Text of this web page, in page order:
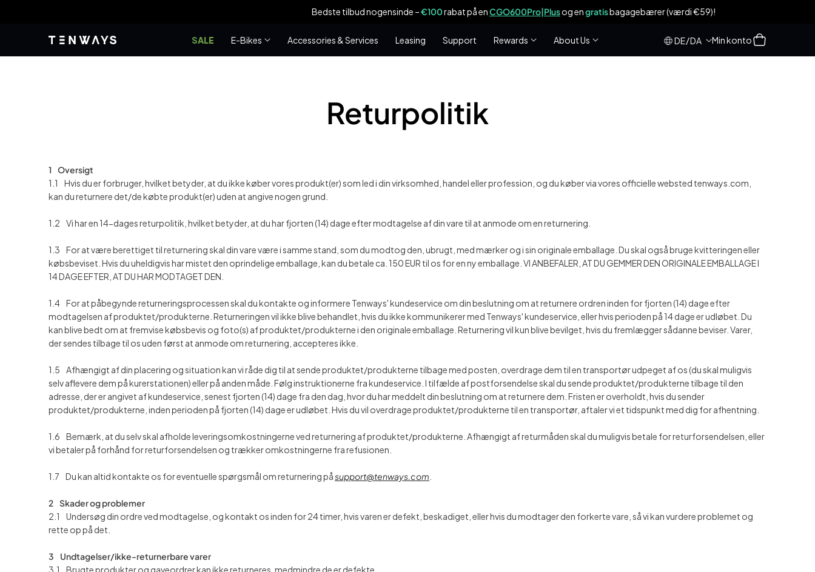
Bedste tilbud nogensinde –€100rabat på enCGO600Pro|Plusog engratisbagagebærer (værdi €59)!
SALE E-Bikes Accessories & Services Leasing Support Rewards About Us DE/DA Min konto
Log
Indkøbskurv
Returpolitik
1 Oversigt
1.1 Hvis du er forbruger, hvilket betyder, at du ikke køber vores produkt(er) som led i din virksomhed, handel eller profession, og du køber via vores officielle websted tenways.com,
kan du returnere det/de købte produkt(er) uden at angive nogen grund.
1.2 Vi har en 14-dages returpolitik, hvilket betyder, at du har fjorten (14) dage efter modtagelse af din vare til at anmode om en returnering.
1.3 For at være berettiget til returnering skal din vare være i samme stand, som du modtog den, ubrugt, med mærker og i sin originale emballage. Du skal også bruge kvitteringen eller
købsbeviset. Hvis du uheldigvis har mistet den oprindelige emballage, kan du betale ca. 150 EUR til os for en ny emballage. VI ANBEFALER, AT DU GEMMER DEN ORIGINALE EMBALLAGE I
14 DAGE EFTER, AT DU HAR MODTAGET DEN.
1.4 For at påbegynde returneringsprocessen skal du kontakte og informere Tenways' kundeservice om din beslutning om at returnere ordren inden for fjorten (14) dage efter
modtagelsen af produktet/produkterne. Returneringen vil ikke blive behandlet, hvis du ikke kommunikerer med Tenways' kundeservice, eller hvis perioden på 14 dage er udløbet. Du
kan blive bedt om at fremvise købsbevis og foto(s) af produktet/produkterne i den originale emballage. Returnering vil kun blive bevilget, hvis du fremlægger sådanne beviser. Varer,
der sendes tilbage til os uden først at anmode om returnering, accepteres ikke.
1.5 Afhængigt af din placering og situation kan vi råde dig til at sende produktet/produkterne tilbage med posten, overdrage dem til en transportør udpeget af os (du skal muligvis
selv aflevere dem på kurerstationen) eller på anden måde. Følg instruktionerne fra kundeservice. I tilfælde af postforsendelse skal du sende produktet/produkterne tilbage til den
adresse, der er angivet af kundeservice, senest fjorten (14) dage fra den dag, hvor du har meddelt din beslutning om at returnere dem. Fristen er overholdt, hvis du sender
produktet/produkterne, inden perioden på fjorten (14) dage er udløbet. Hvis du vil overdrage produktet/produkterne til en transportør, aftaler vi et tidspunkt med dig for afhentning.
1.6 Bemærk, at du selv skal afholde leveringsomkostningerne ved returnering af produktet/produkterne. Afhængigt af returmåden skal du muligvis betale for returforsendelsen, eller
vi betaler på forhånd for returforsendelsen og trækker omkostningerne fra refusionen.
1.7 Du kan altid kontakte os for eventuelle spørgsmål om returnering påsupport@tenways.com
2 Skader og problemer
2.1 Undersøg din ordre ved modtagelse, og kontakt os inden for 24 timer, hvis varen er defekt, beskadiget, eller hvis du modtager den forkerte vare, så vi kan vurdere problemet og
rette op på det.
3 Undtagelser/ikke-returnerbare varer
3.1 Brugte produkter og gaveordrer kan ikke returneres, medmindre de er defekte.